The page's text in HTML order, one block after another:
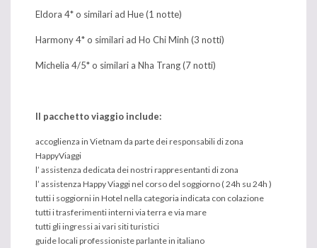
Eldora 4* o similari ad Hue (1 notte)
Harmony 4* o similari ad Ho Chi Minh (3 notti)
Michelia 4/5* o similari a Nha Trang (7 notti)
Il pacchetto viaggio include:
accoglienza in Vietnam da parte dei responsabili di zona
HappyViaggi
l’ assistenza dedicata dei nostri rappresentanti di zona
l’ assistenza Happy Viaggi nel corso del soggiorno ( 24h su 24h )
tutti i soggiorni in Hotel nella categoria indicata con colazione
tutti i trasferimenti interni via terra e via mare
tutti gli ingressi ai vari siti turistici
guide locali professioniste parlante in italiano